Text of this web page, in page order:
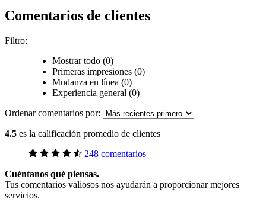
Comentarios de clientes
Filtro:
Mostrar todo (0)
Primeras impresiones (0)
Mudanza en línea (0)
Experiencia general (0)
Ordenar comentarios por:
4.5 es la calificación promedio de clientes
248 comentarios
Cuéntanos qué piensas.
Tus comentarios valiosos nos ayudarán a proporcionar mejores
servicios.